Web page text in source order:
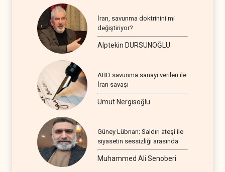
İran, savunma doktrinini mi
değiştiriyor?
Alptekin DURSUNOĞLU
ABD savunma sanayi verileri ile
İran savaşı
Umut Nergisoğlu
Güney Lübnan; Saldırı ateşi ile
siyasetin sessizliği arasında
Muhammed Ali Senoberi